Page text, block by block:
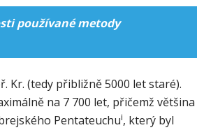
používané metody
Kr. (tedy přibližně 5000 let staré).
na 7 700 let, přičemž většina
Pentateuchui, který byl